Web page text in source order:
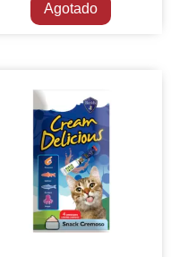
Agotado